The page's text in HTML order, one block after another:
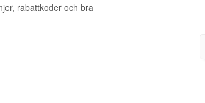
rabattkoder och bra